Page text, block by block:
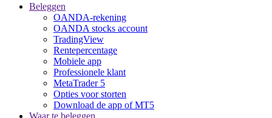
Beleggen
OANDA-rekening
OANDA stocks account
TradingView
Rentepercentage
Mobiele app
Professionele klant
MetaTrader 5
Opties voor storten
Download de app of MT5
Waar te beleggen